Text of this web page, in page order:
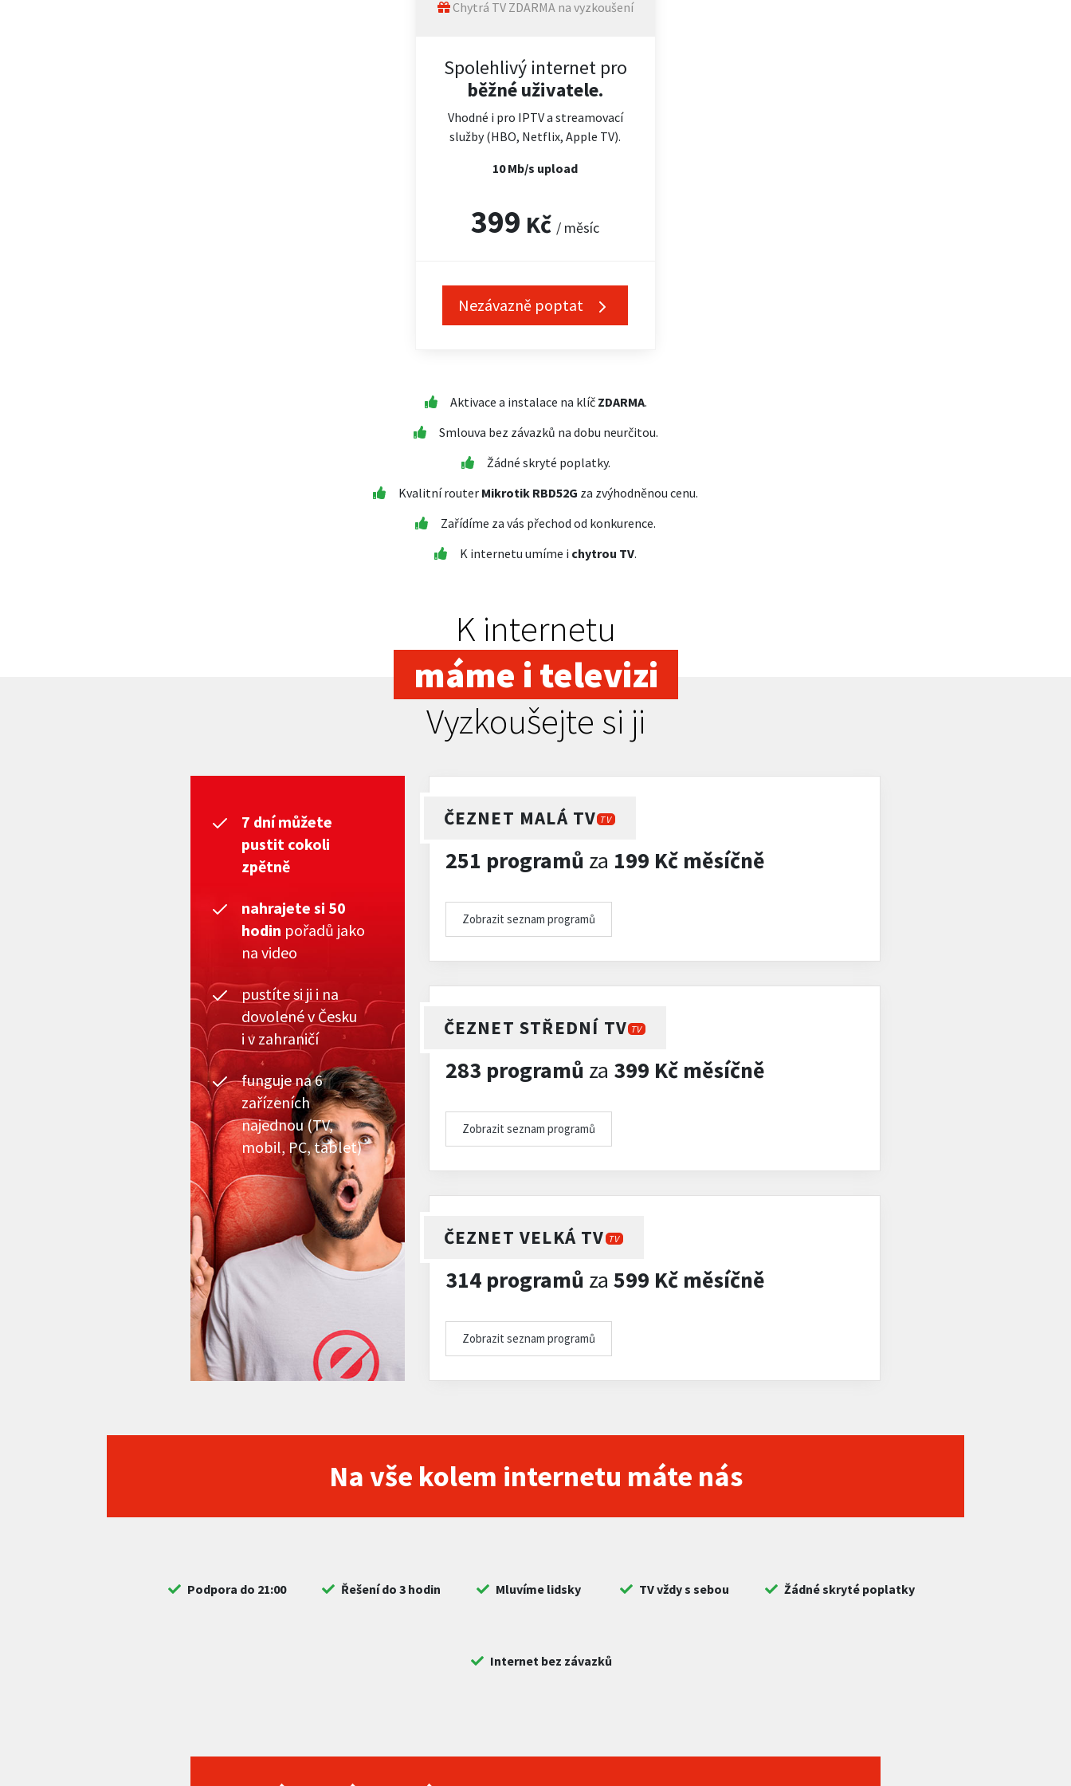
Chytrá TV ZDARMA na vyzkoušení
Spolehlivý internet pro
běžné uživatele.
Vhodné i pro IPTV a streamovací
služby (HBO, Netflix, Apple TV).
10 Mb/s upload
399 Kč / měsíc
Nezávazně poptat
Aktivace a instalace na klíč ZDARMA.
Smlouva bez závazků na dobu neurčitou.
Žádné skryté poplatky.
Kvalitní router Mikrotik RBD52G za zvýhodněnou cenu.
Zařídíme za vás přechod od konkurence.
K internetu umíme i chytrou TV.
K internetu
máme i televizi
Vyzkoušejte si ji
7 dní můžete
pustit cokoli
zpětně
nahrajete si 50
hodin pořadů jako
na video
pustíte si ji i na
dovolené v Česku
i v zahraničí
funguje na 6
zařízeních
najednou (TV,
mobil, PC, tablet)
ČEZNET MALÁ TV TV
251 programů za 199 Kč měsíčně
Zobrazit seznam programů
ČEZNET STŘEDNÍ TV TV
283 programů za 399 Kč měsíčně
Zobrazit seznam programů
ČEZNET VELKÁ TV TV
314 programů za 599 Kč měsíčně
Zobrazit seznam programů
Na vše kolem internetu máte nás
Podpora do 21:00 Řešení do 3 hodin Mluvíme lidsky TV vždy s sebou Žádné skryté poplatky
Internet bez závazků